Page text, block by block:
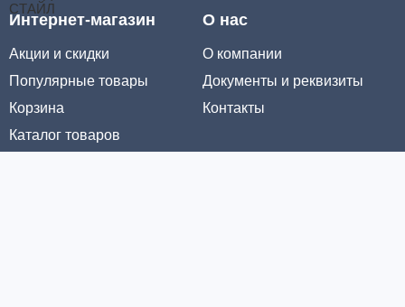
Интернет-магазин
Акции и скидки
Популярные товары
Корзина
Каталог товаров
О нас
О компании
Документы и реквизиты
Контакты